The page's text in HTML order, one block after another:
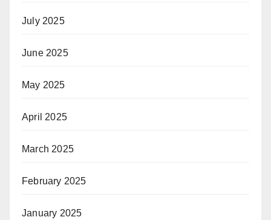
July 2025
June 2025
May 2025
April 2025
March 2025
February 2025
January 2025